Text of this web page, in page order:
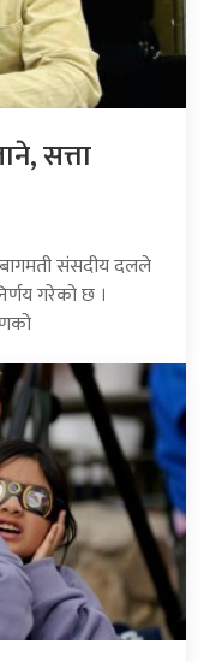
सत्ता
बागमती संसदीय दलले
गरेको छ ।